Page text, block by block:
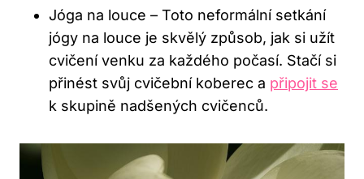
Jóga ‌na⁤ louce – Toto neformální setkání
jógy na louce‌ je skvělý ‌způsob, jak si užít
‍cvičení venku ⁤za každého počasí. Stačí si
přinést svůj cvičební koberec a připojit se
k skupině nadšených cvičenců.